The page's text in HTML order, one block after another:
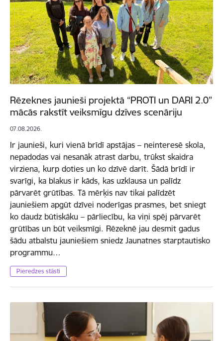
Rēzeknes jaunieši projektā “PROTI un DARI 2.0”
mācās rakstīt veiksmīgu dzīves scenāriju
07.08.2026.
Ir jaunieši, kuri vienā brīdī apstājas – neinteresē skola,
nepadodas vai nesanāk atrast darbu, trūkst skaidra
virziena, kurp doties un ko dzīvē darīt. Šādā brīdī ir
svarīgi, ka blakus ir kāds, kas uzklausa un palīdz
pārvarēt grūtības. Tā mērķis nav tikai palīdzēt
jauniešiem apgūt dzīvei noderīgas prasmes, bet sniegt
ko daudz būtiskāku – pārliecību, ka viņi spēj pārvarēt
grūtības un būt veiksmīgi. Rēzeknē jau desmit gadus
šādu atbalstu jauniešiem sniedz Jaunatnes starptautisko
programmu…
Pieredzes stāsti